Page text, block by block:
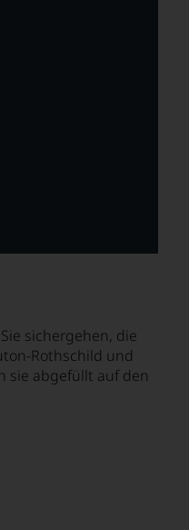
sichergehen, die
Rothschild und
sie abgefüllt auf den